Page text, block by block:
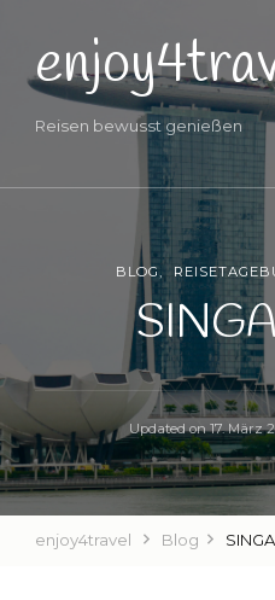
Reisen bewusst genießen
BLOG
Updated on17. März
enjoy4travel Blog